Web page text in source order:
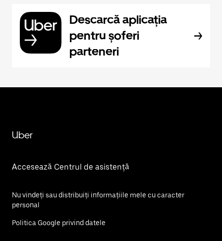
Descarcă aplicația
pentru șoferi
parteneri
Uber
Accesează Centrul de asistență
Nu vindeți sau distribuiți informațiile mele cu caracter
personal
Politica Google privind datele